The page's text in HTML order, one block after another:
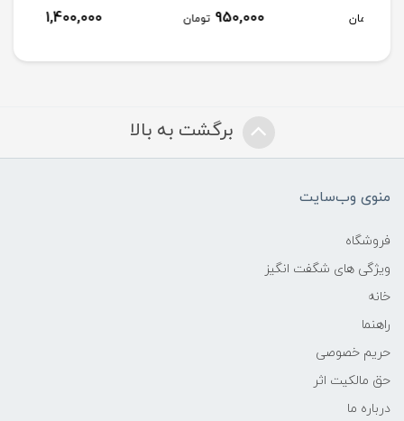
تومان تومان
برگشت به بالا
منوی وب‌سایت
فروشگاه
ویژگی های شگفت انگیز
خانه
راهنما
حریم خصوصی
حق مالکیت اثر
درباره ما